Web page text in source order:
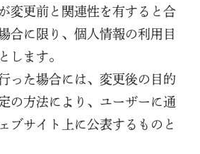
変更前と関連性を有すると合
合に限り、個人情報の利用目
します。
った場合には、変更後の目的
の方法により、ユーザーに通
ブサイト上に公表するものと